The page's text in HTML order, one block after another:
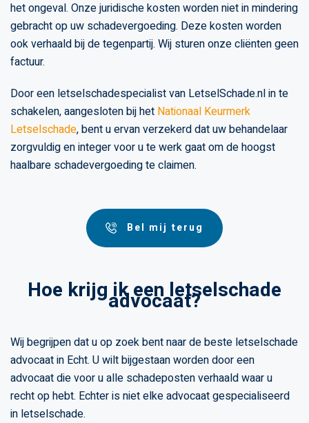
het ongeval. Onze juridische kosten worden niet in mindering
gebracht op uw schadevergoeding. Deze kosten worden
ook verhaald bij de tegenpartij. Wij sturen onze cliënten geen
factuur.
Door een letselschadespecialist van LetselSchade.nl in te
schakelen, aangesloten bij het Nationaal Keurmerk
Letselschade, bent u ervan verzekerd dat uw behandelaar
zorgvuldig en integer voor u te werk gaat om de hoogst
haalbare schadevergoeding te claimen.
Bel mij terug
Hoe krijg ik een letselschade
advocaat?
Wij begrijpen dat u op zoek bent naar de beste letselschade
advocaat in Echt. U wilt bijgestaan worden door een
advocaat die voor u alle schadeposten verhaald waar u
recht op hebt. Echter is niet elke advocaat gespecialiseerd
in letselschade.